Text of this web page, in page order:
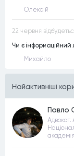
Олексій
Чи є інформаційний
Михайло
Найактивнiшi
Павло
Адвокат.